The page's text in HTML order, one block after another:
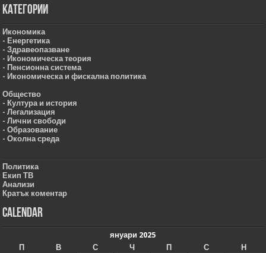
Категории
Икономика
- Енергетика
- Здравеопазване
- Икономическа теория
- Пенсионна система
- Икономическа и фискална политика
Общество
- Култура и история
- Легализация
- Лични свободи
- Образование
- Околна среда
Политика
Екип ТВ
Анализи
Кратък коментар
Calendar
януари 2025
П
В С Ч П С
Н